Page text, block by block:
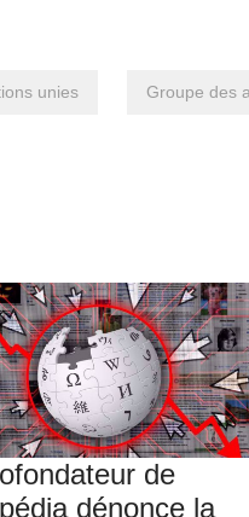
unies Groupe des
de
dénonce la